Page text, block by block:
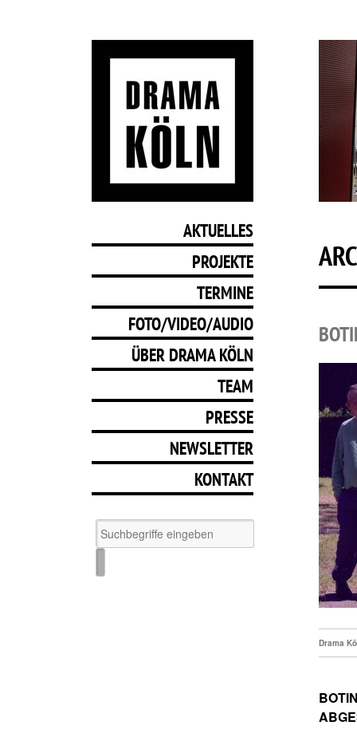
AKTUELLES
PROJEKTE
TERMINE
FOTO/VIDEO/AUDIO
ÜBER DRAMA KÖLN
TEAM
PRESSE
NEWSLETTER
KONTAKT
Drama